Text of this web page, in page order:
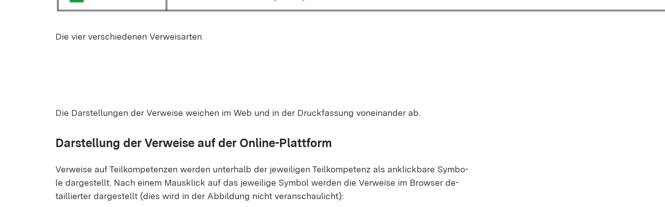
Die vier ver­schie­de­nen Ver­weis­ar­ten
Die Dar­stel­lun­gen der Ver­wei­se wei­chen im Web und in der Druck­fas­sung von­ein­an­der ab.
Dar­stel­lung der Ver­wei­se auf der On­line-Platt­form
Ver­wei­se auf Teil­kom­pe­ten­zen wer­den un­ter­halb der je­wei­li­gen Teil­kom­pe­tenz als an­klick­ba­re Sym­bo­
le dar­ge­stellt. Nach ei­nem Maus­klick auf das je­wei­li­ge Sym­bol wer­den die Ver­wei­se im Brow­ser de­
tail­lier­ter dar­ge­stellt (dies wird in der Ab­bil­dung nicht ver­an­schau­licht):